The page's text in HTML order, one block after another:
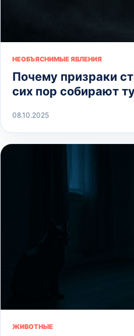
НЕОБЪЯСНИМЫЕ ЯВЛЕНИЯ
Почему призраки
сих пор собирают
08.10.2025
ЖИВОТНЫЕ